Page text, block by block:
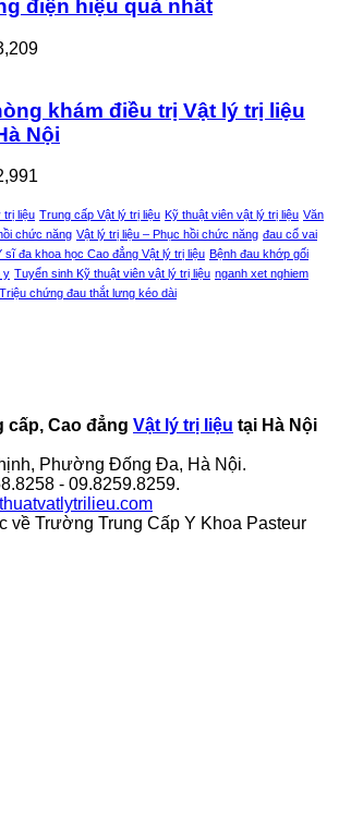
điện hiệu quả nhất
khám điều trị Vật lý trị liệu
Nội
trị liệu Trung cấp Vật lý trị liệu Kỹ thuật viên vật lý trị liệu Văn
chức năng Vật lý trị liệu – Phục hồi chức năng đau cổ vai
sĩ đa khoa học Cao đẳng Vật lý trị liệu Bệnh đau khớp gối
y Tuyển sinh Kỹ thuật viên vật lý trị liệu nganh xet nghiem
Triệu chứng đau thắt lưng kéo dài
cấp, Cao đẳng Vật lý trị liệu tại Hà Nội
Phường Đống Đa, Hà Nội.
- 09.8259.8259.
về Trường Trung Cấp Y Khoa Pasteur